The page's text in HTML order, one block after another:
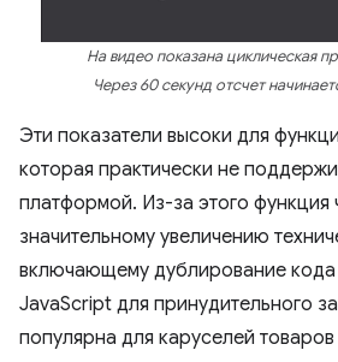
На видео показана циклическая
Через 60 секунд отсчет
Эти показатели высоки для
которая практически не
платформой. Из-за этого функция
значительному увеличению
включающему дублирование
JavaScript для принудительного
популярна для каруселей